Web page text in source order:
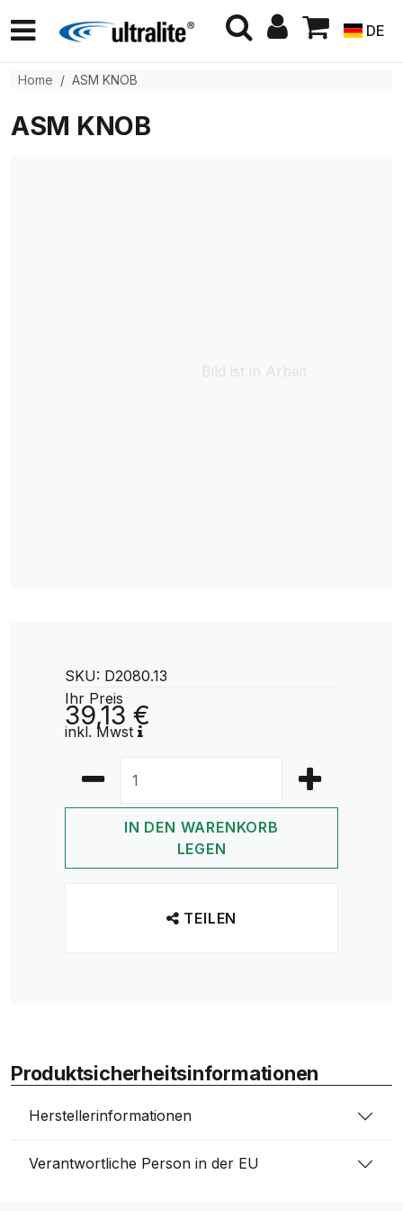
DE
Home ASM KNOB
ASM KNOB
Bild ist in Arbeit
SKU: D2080.13
Ihr Preis
39,13 €
inkl. Mwst
IN DEN WARENKORB
LEGEN
TEILEN
Produktsicherheitsinformationen
Herstellerinformationen
Verantwortliche Person in der EU